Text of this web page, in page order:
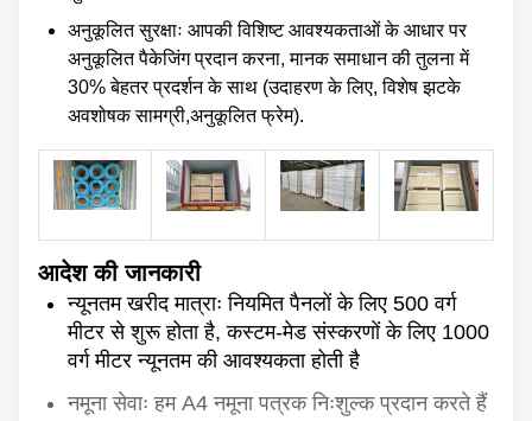
अनुकूलित सुरक्षाः आपकी विशिष्ट आवश्यकताओं के आधार पर
अनुकूलित पैकेजिंग प्रदान करना, मानक समाधान की तुलना में
30% बेहतर प्रदर्शन के साथ (उदाहरण के लिए, विशेष झटके
अवशोषक सामग्री,अनुकूलित फ्रेम).
आदेश की जानकारी
न्यूनतम खरीद मात्राः नियमित पैनलों के लिए 500 वर्ग
मीटर से शुरू होता है, कस्टम-मेड संस्करणों के लिए 1000
वर्ग मीटर न्यूनतम की आवश्यकता होती है
नमूना सेवाः हम A4 नमूना पत्रक निःशुल्क प्रदान करते हैं